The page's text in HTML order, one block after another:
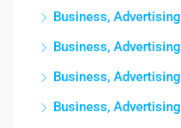
Business, Advertising
Business, Advertising
Business, Advertising
Business, Advertising